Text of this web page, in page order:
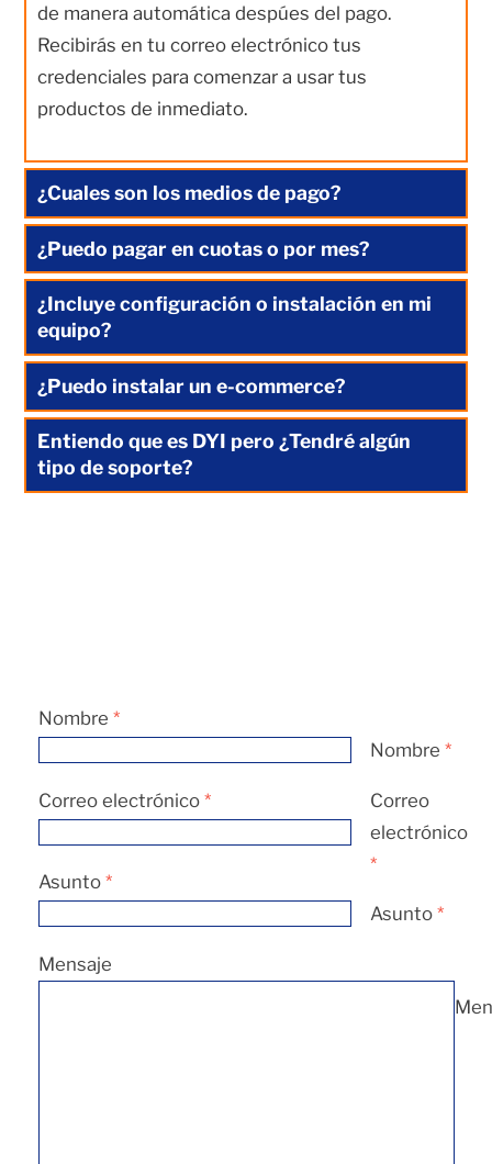
de manera automática despúes del pago.
Recibirás en tu correo electrónico tus
credenciales para comenzar a usar tus
productos de inmediato.
¿Cuales son los medios de pago?
¿Puedo pagar en cuotas o por mes?
¿Incluye configuración o instalación en mi
equipo?
¿Puedo instalar un e-commerce?
Entiendo que es DYI pero ¿Tendré algún
tipo de soporte?
Nombre *
Nombre *
Correo electrónico *
Correo
electrónico
*
Asunto *
Asunto *
Mensaje